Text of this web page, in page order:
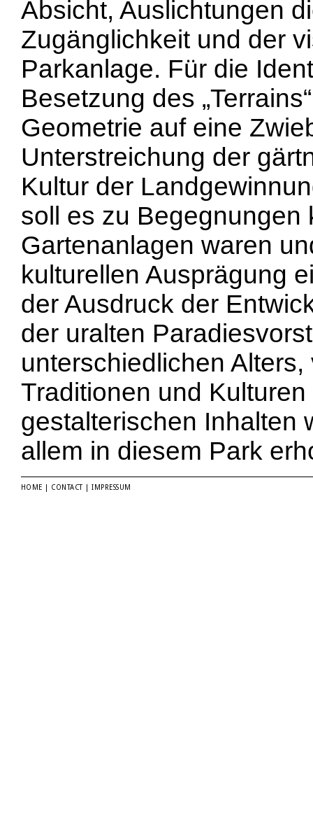
Absicht, Auslichtungen
Zugänglichkeit und der
Parkanlage. Für die
Besetzung des
Geometrie auf eine
Unterstreichung der
Kultur der
soll es zu Begegnungen
Gartenanlagen waren
kulturellen Ausprägung
der Ausdruck der
der uralten
unterschiedlichen
Traditionen und
gestalterischen Inhalten
allem in diesem Park
HOME CONTACT |IMPRESSUM